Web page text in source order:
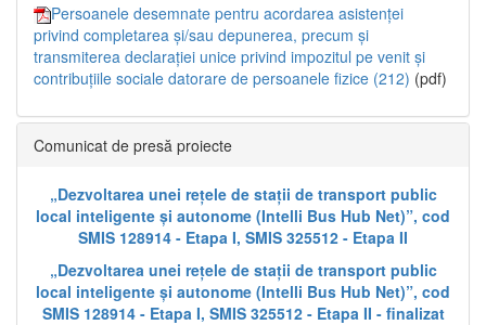
Persoanele desemnate pentru acordarea asistenței
privind completarea și/sau depunerea, precum și
transmiterea declarației unice privind impozitul pe venit și
contribuțiile sociale datorare de persoanele fizice (212) (pdf)
Comunicat de presă proiecte
„Dezvoltarea unei rețele de stații de transport public
local inteligente și autonome (Intelli Bus Hub Net)”, cod
SMIS 128914 - Etapa I, SMIS 325512 - Etapa II
„Dezvoltarea unei rețele de stații de transport public
local inteligente și autonome (Intelli Bus Hub Net)”, cod
SMIS 128914 - Etapa I, SMIS 325512 - Etapa II - finalizat